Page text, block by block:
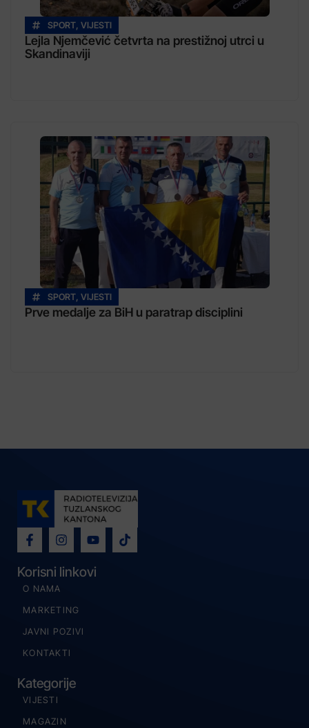
SPORT, VIJESTI
Lejla Njemčević četvrta na prestižnoj utrci u
Skandinaviji
SPORT, VIJESTI
Prve medalje za BiH u paratrap disciplini
Korisni linkovi
O NAMA
MARKETING
JAVNI POZIVI
KONTAKTI
Kategorije
VIJESTI
MAGAZIN